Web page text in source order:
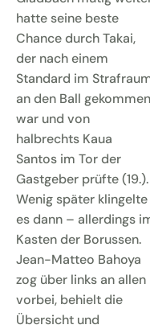
hatte seine beste
Chance durch Takai,
der nach einem
Standard im
an den Ball gekommen
war und von
halbrechts Kaua
Santos im Tor der
Gastgeber prüfte (19.).
Wenig später klingelte
es dann – allerdings
Kasten der Borussen.
Jean-Matteo Bahoya
zog über links an allen
vorbei, behielt die
Übersicht und